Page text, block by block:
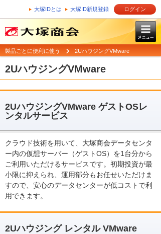
大塚IDとは 大塚ID新規登録 ログイン
製品ごとに便利に使う 2UハウジングVMware
2UハウジングVMware
2UハウジングVMware ゲストOSレ
ンタルサービス
クラウド技術を用いて、大塚商会データセンタ
ー内の仮想サーバー（ゲストOS）を1台分から
ご利用いただけるサービスです。初期投資が最
小限に抑えられ、運用部分もお任せいただけま
すので、安心のデータセンターが低コストで利
用できます。
2Uハウジング レンタル VMware